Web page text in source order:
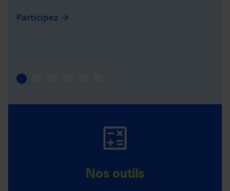
Participez
Nos outils